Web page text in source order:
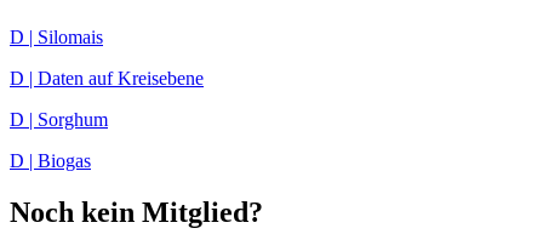
D | Silomais
D | Daten auf Kreisebene
D | Sorghum
D | Biogas
Noch kein Mitglied?